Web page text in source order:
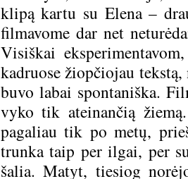
klipą kartu su Elena –
filmavome dar net
Visiškai
kadruose žiopčiojau
buvo labai spontaniška.
vyko tik ateinančią
pagaliau tik po metų,
trunka taip per ilgai, per
šalia. Matyt, tiesiog